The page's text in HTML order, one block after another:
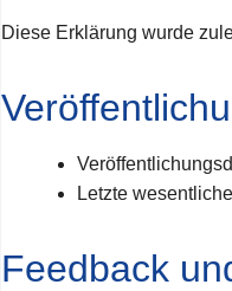
Diese Erklärung wurde
Letzte
Feedback